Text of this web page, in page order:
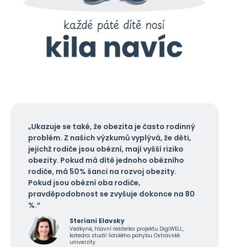
„Ukazuje se také, že obezita je často rodinný
problém. Z našich výzkumů vyplývá, že děti,
jejichž rodiče jsou obézní, mají vyšší riziko
obezity. Pokud má dítě jednoho obézního
rodiče, má 50% šanci na rozvoj obezity.
Pokud jsou obézní oba rodiče,
pravděpodobnost se zvyšuje dokonce na 80
%.“
Steriani Elavsky
Vědkyně, hlavní řešitelka projektu DigiWELL,
katedra studií lidského pohybu Ostravské
univerzity.